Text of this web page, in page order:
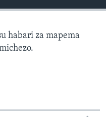
habari za mapema